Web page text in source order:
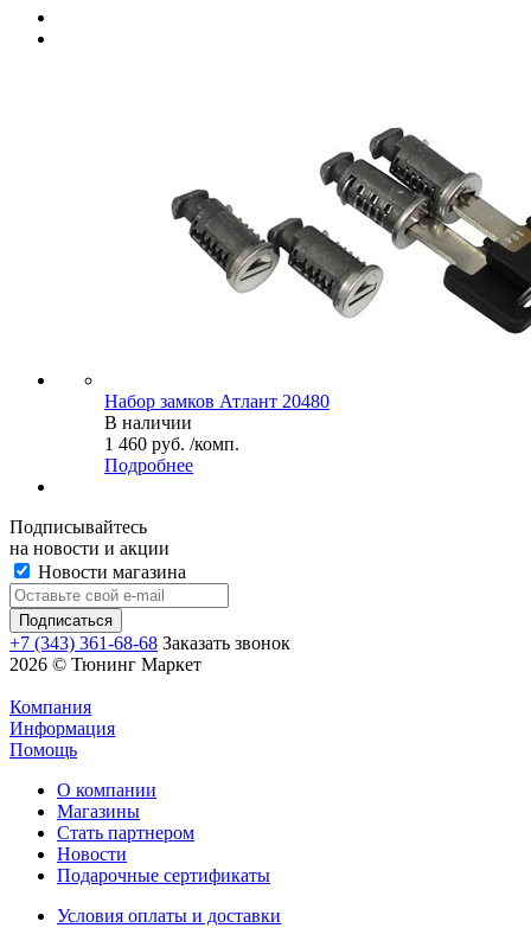
Набор замков Атлант 20480
В наличии
1 460 руб. /комп.
Подробнее
Подписывайтесь
на новости и акции
Новости магазина
+7 (343) 361-68-68 Заказать звонок
2026 © Тюнинг Маркет
Компания
Информация
Помощь
О компании
Магазины
Стать партнером
Новости
Подарочные сертификаты
Условия оплаты и доставки